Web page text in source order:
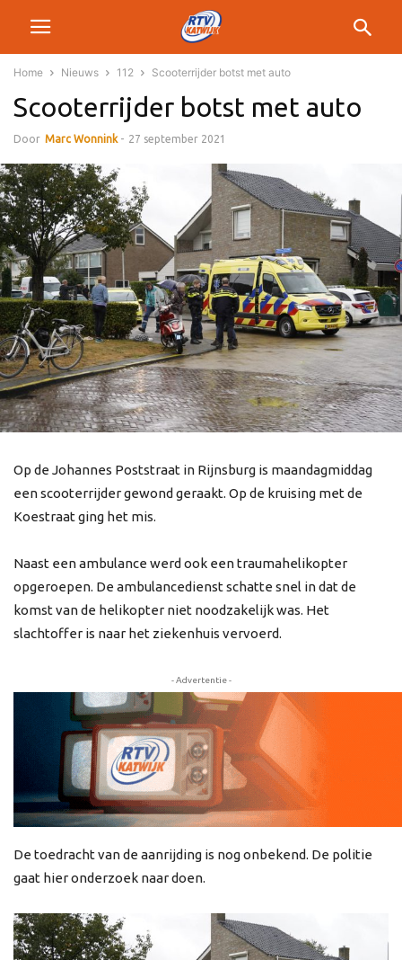
Home Nieuws 112 Scooterrijder botst met auto
Scooterrijder botst met auto
Door Marc Wonnink - 27 september 2021
Op de Johannes Poststraat in Rijnsburg is maandagmiddag
een scooterrijder gewond geraakt. Op de kruising met de
Koestraat ging het mis.
Naast een ambulance werd ook een traumahelikopter
opgeroepen. De ambulancedienst schatte snel in dat de
komst van de helikopter niet noodzakelijk was. Het
slachtoffer is naar het ziekenhuis vervoerd.
- Advertentie -
De toedracht van de aanrijding is nog onbekend. De politie
gaat hier onderzoek naar doen.